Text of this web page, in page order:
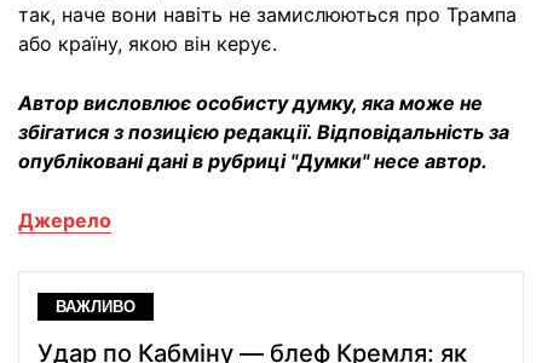
так, наче вони навіть не замислюються про Трампа
або країну, якою він керує.
Автор висловлює особисту думку, яка може не
збігатися з позицією редакції. Відповідальність за
опубліковані дані в рубриці "Думки" несе автор.
Джерело
ВАЖЛИВО
Удар по Кабміну — блеф Кремля: як